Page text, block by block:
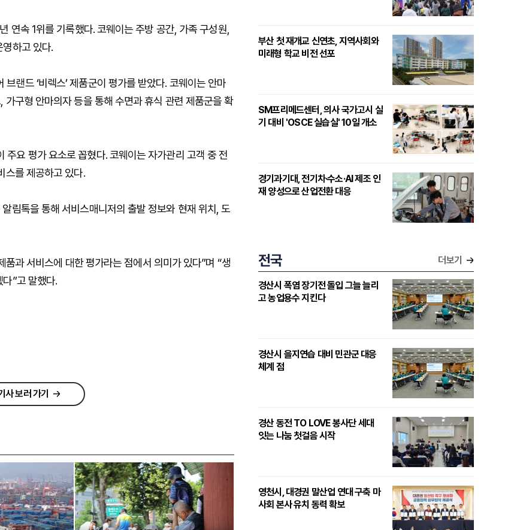
연속 1위를 기록했다. 코웨이는 주방 공간, 가족 구성원,
하고 있다.
랜드 ‘비렉스’ 제품군이 평가를 받았다. 코웨이는 안마
구형 안마의자 등을 통해 수면과 휴식 관련 제품군을 확
요 평가 요소로 꼽혔다. 코웨이는 자가관리 고객 중 전
스를 제공하고 있다.
림톡을 통해 서비스매니저의 출발 정보와 현재 위치, 도
과 서비스에 대한 평가라는 점에서 의미가 있다”며 “생
”고 말했다.
사 보러 가기
부산 첫 재개교 신연초, 지역사회와
미래형 학교 비전 선포
SM프리메드센터, 의사 국가고시 실
기 대비 'OSCE 실습실' 10일 개소
경기과기대, 전기차·수소·AI 제조 인
재 양성으로 산업전환 대응
전국 더보기
경산시 폭염 장기전 돌입 그늘 늘리
고 농업용수 지킨다
경산시 을지연습 대비 민관군 대응
체계 점
경산 동전 TO LOVE 봉사단 세대
잇는 나눔 첫걸음 시작
영천시, 대경권 말산업 연대 구축 마
사회 본사 유치 동력 확보